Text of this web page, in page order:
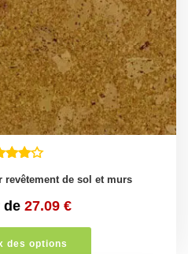
revêtement de sol et murs
de 27.09 €
des options